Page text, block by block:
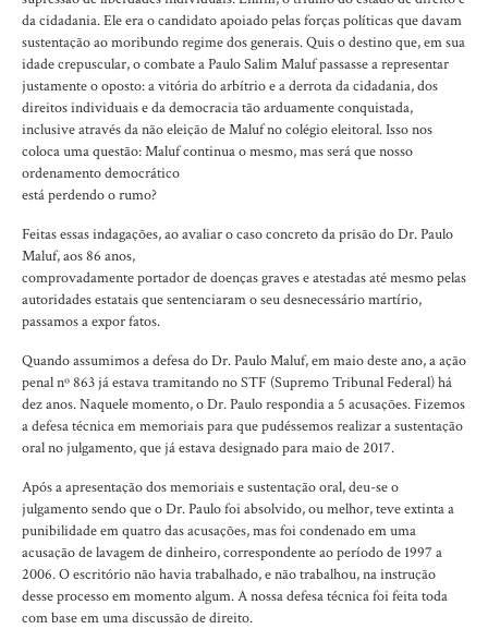
da cidadania. Ele era o candidato apoiado pelas forças políticas que davam
sustentação ao moribundo regime dos generais. Quis o destino que, em sua
idade crepuscular, o combate a Paulo Salim Maluf passasse a representar
justamente o oposto: a vitória do arbítrio e a derrota da cidadania, dos
direitos individuais e da democracia tão arduamente conquistada,
inclusive através da não eleição de Maluf no colégio eleitoral. Isso nos
coloca uma questão: Maluf continua o mesmo, mas será que nosso
ordenamento democrático
está perdendo o rumo?
Feitas essas indagações, ao avaliar o caso concreto da prisão do Dr. Paulo
Maluf, aos 86 anos,
comprovadamente portador de doenças graves e atestadas até mesmo pelas
autoridades estatais que sentenciaram o seu desnecessário martírio,
passamos a expor fatos.
Quando assumimos a defesa do Dr. Paulo Maluf, em maio deste ano, a ação
penal nº 863 já estava tramitando no STF (Supremo Tribunal Federal) há
dez anos. Naquele momento, o Dr. Paulo respondia a 5 acusações. Fizemos
a defesa técnica em memoriais para que pudéssemos realizar a sustentação
oral no julgamento, que já estava designado para maio de 2017.
Após a apresentação dos memoriais e sustentação oral, deu-se o
julgamento sendo que o Dr. Paulo foi absolvido, ou melhor, teve extinta a
punibilidade em quatro das acusações, mas foi condenado em uma
acusação de lavagem de dinheiro, correspondente ao período de 1997 a
2006. O escritório não havia trabalhado, e não trabalhou, na instrução
desse processo em momento algum. A nossa defesa técnica foi feita toda
com base em uma discussão de direito.